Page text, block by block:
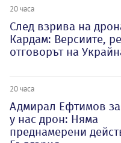
20 часа
След взрива на
Кардам: Версиите,
отговорът на
20 часа
Адмирал Ефтимов
у нас дрон: Няма
преднамерени